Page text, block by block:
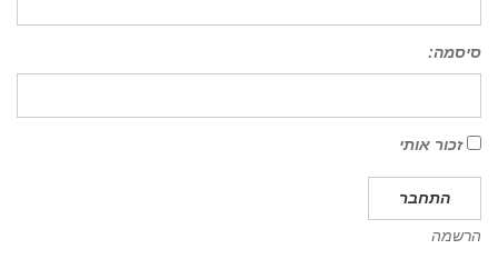
סיסמה:
זכור אותי
התחבר
הרשמה